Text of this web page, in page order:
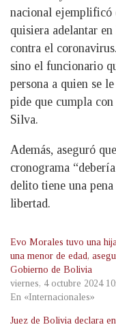
nacional ejemplificó
quisiera adelantar
contra el
sino el funcionario
persona a quien se
pide que cumpla
Silva.
Además, aseguró
cronograma
delito tiene una
libertad.
Evo Morales tuvo una
una menor de edad,
Gobierno de Bolivia
viernes, 4 octubre 2024
En «Internacionales»
Juez de Bolivia declara en